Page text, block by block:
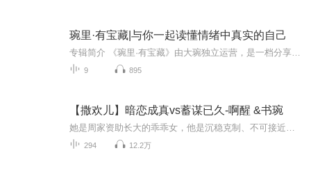
琬里·有宝藏|与你一起读懂情绪中真实的自己
9 895
【撒欢儿】暗恋成真vs蓄谋已久-啊醒 &书琬
294 12.2万